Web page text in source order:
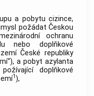
a pobytu cizince,
požádat Českou
ochranu
nebo doplňkové
České republiky
a pobyt azylanta
doplňkové
1),